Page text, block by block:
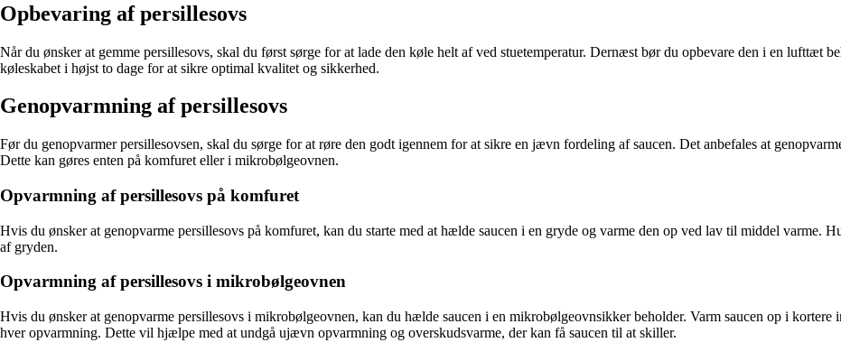
Opbevaring af persillesovs
Når du ønsker at gemme persillesovs, skal du først sørge for at lade den køle helt af ved stuetemperatur. Dernæst bør du opbevare den i en lufttæt
køleskabet i højst to dage for at sikre optimal kvalitet og sikkerhed.
Genopvarmning af persillesovs
Før du genopvarmer persillesovsen, skal du sørge for at røre den godt igennem for at sikre en jævn fordeling af saucen. Det anbefales at
Dette kan gøres enten på komfuret eller i mikrobølgeovnen.
Opvarmning af persillesovs på komfuret
Hvis du ønsker at genopvarme persillesovs på komfuret, kan du starte med at hælde saucen i en gryde og varme den op ved lav til middel varme.
af gryden.
Opvarmning af persillesovs i mikrobølgeovnen
Hvis du ønsker at genopvarme persillesovs i mikrobølgeovnen, kan du hælde saucen i en mikrobølgeovnsikker beholder. Varm saucen op i
hver opvarmning. Dette vil hjælpe med at undgå ujævn opvarmning og overskudsvarme, der kan få saucen til at skiller.